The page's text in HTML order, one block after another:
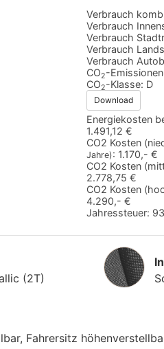
Verbrauch
Verbrauch
Verbrauch
Verbrauch
Verbrauch
CO2-
CO2-Klasse: D
Download
Energiekosten
1.491,12 €
CO2 Kosten
Jahre): 1.170,- €
CO2 Kosten
2.778,75 €
CO2 Kosten
4.290,- €
Jahressteuer:
(2T)
Fahrersitz